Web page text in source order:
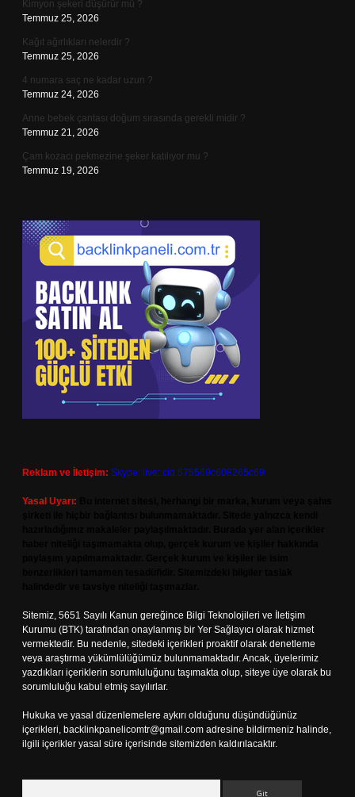
Kimyon şekeri düşürür mü ?
Temmuz 25, 2026
Kağıt ağırlıkları nelerdir ?
Temmuz 25, 2026
4 numara saç ne kadar uzun ?
Temmuz 24, 2026
Anne bebek çantası doğum sırasında gerekli midir ?
Temmuz 21, 2026
Çam kozacı pekmezine şeker katılıyor mu ?
Temmuz 19, 2026
Reklam ve İletişim: Skype: live:.cid.575569c608265c69
Yasal Uyarı:
Sitemiz, 5651 Sayılı Kanun gereğince Bilgi Teknolojileri ve İletişim
Kurumu (BTK) tarafından onaylanmış bir Yer Sağlayıcı olarak hizmet
vermektedir. Bu nedenle, sitedeki içerikleri proaktif olarak denetleme
veya araştırma yükümlülüğümüz bulunmamaktadır. Ancak, üyelerimiz
yazdıkları içeriklerin sorumluluğunu taşımakta olup, siteye üye olarak bu
sorumluluğu kabul etmiş sayılırlar.
Hukuka ve yasal düzenlemelere aykırı olduğunu düşündüğünüz
içerikleri, backlinkpanelicomtr@gmail.com adresine bildirmeniz halinde,
ilgili içerikler yasal süre içerisinde sitemizden kaldırılacaktır.